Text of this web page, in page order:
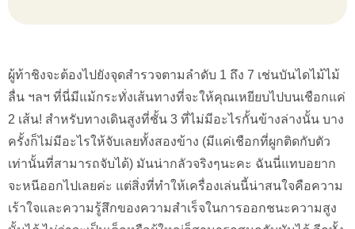
ผู้ท้าชิงจะต้องไปยังจุดสำรวจตามลำดับ 1 ถึง 7 เช่นบันไดไม้ไม้
ลื่น ฯลฯ ที่นี่มีแม้กระทั่งเส้นทางที่จะให้คุณเหยียบไปบนเชือกแค่
2 เส้น! สำหรับทางเดินสูงที่ชั้น 3 ที่ไม่มีอะไรกั้นข้างล่างนั้น บาง
ครั้งก็ไม่มีอะไรให้จับเลยทั้งสองข้าง (มีแค่เชือกที่ผูกติดกับตัว
เท่านั้นที่สามารถจับได้) มันน่ากลัวจริงๆนะคะ ฉันนี่แทบอยาก
จะหนีออกไปเลยค่ะ แต่สิ่งที่ทำให้เครื่องเล่นนี้น่าสนใจคือความ
เร้าใจและความรู้สึกของความสำเร็จในการออกชนะความสูง